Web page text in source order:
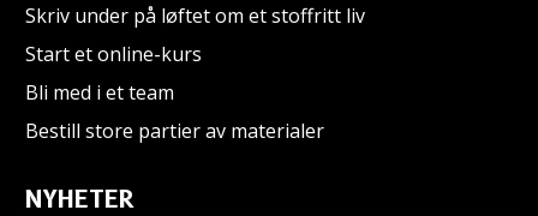
Skriv under på løftet om et stoffritt liv
Start et online-kurs
Bli med i et team
Bestill store partier av materialer
NYHETER